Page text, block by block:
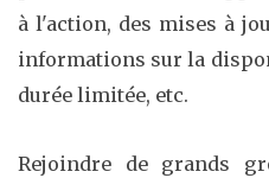
à l'action, des mises à
informations sur la
durée limitée, etc.
Rejoindre de grands